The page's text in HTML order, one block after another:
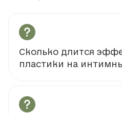
Сколько длится
пластики на